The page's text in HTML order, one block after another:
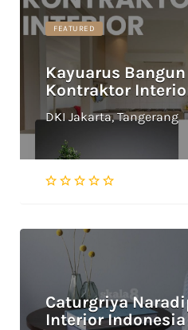
FEATURED
Kayuarus
Kontraktor
DKI Jakarta, Tangerang
Caturgriya
Interior Indonesia